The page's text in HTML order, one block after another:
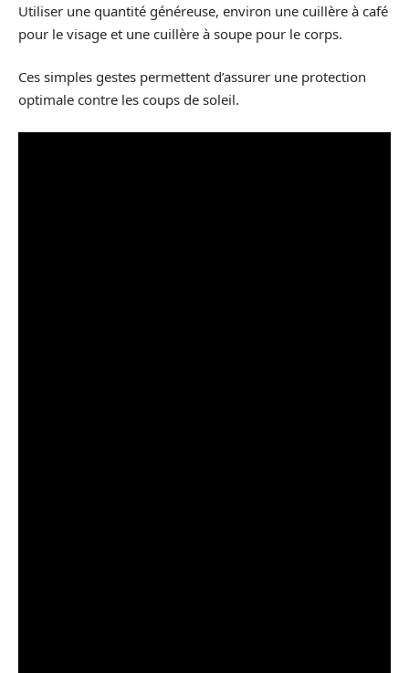
Utiliser une quantité généreuse, environ une cuillère à café
pour le visage et une cuillère à soupe pour le corps.
Ces simples gestes permettent d’assurer une protection
optimale contre les coups de soleil.